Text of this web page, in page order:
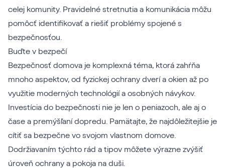
celej komunity. Pravidelné stretnutia a komunikácia môžu
pomôcť identifikovať a riešiť problémy spojené s
bezpečnosťou.
Buďte v bezpečí
Bezpečnosť domova je komplexná téma, ktorá zahŕňa
mnoho aspektov, od fyzickej ochrany dverí a okien až po
využitie moderných technológií a osobných návykov.
Investícia do bezpečnosti nie je len o peniazoch, ale aj o
čase a premýšľaní dopredu. Pamätajte, že najdôležitejšie je
cítiť sa bezpečne vo svojom vlastnom domove.
Dodržiavaním týchto rád a tipov môžete výrazne zvýšiť
úroveň ochrany a pokoja na duši.